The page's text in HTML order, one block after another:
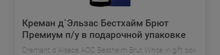
Креман д`Эльзас Бестхайм Брют
Премиум п/у в подарочной упаковке
Cremant d`Alsace AOC Bestheim Brut White in gift box